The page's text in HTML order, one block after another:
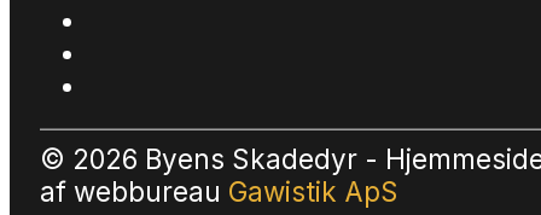
© 2026 Byens Skadedyr -
af webbureau Gawistik ApS